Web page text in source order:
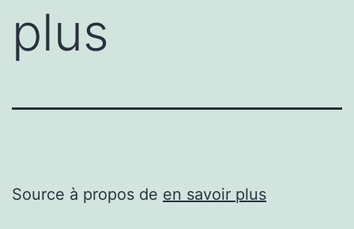
plus
Source à propos de en savoir plus